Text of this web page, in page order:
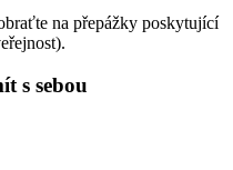
na přepážky poskytující
s sebou